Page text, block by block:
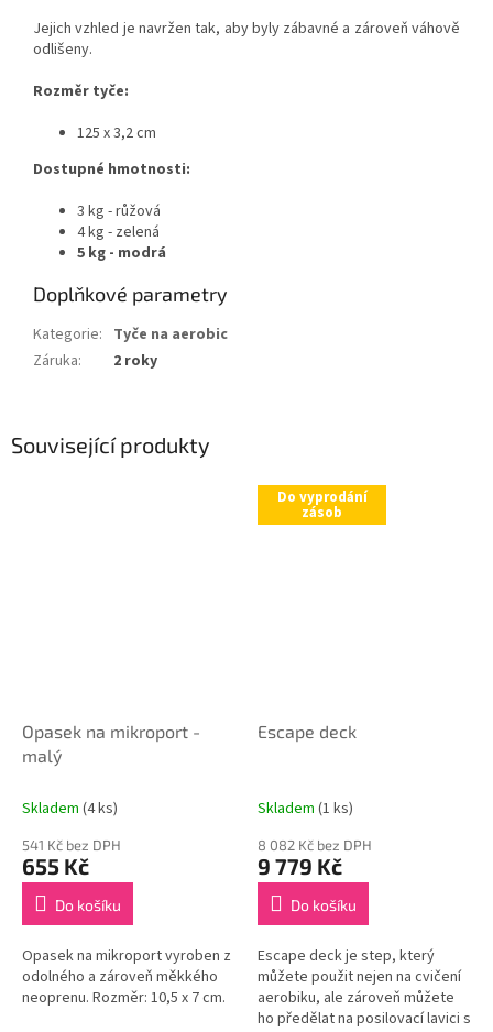
Související produkty
Opasek na mikroport -
malý
Skladem (4 ks)
541 Kč bez DPH
655 Kč
Do košíku
Opasek na mikroport vyroben z
odolného a zároveň měkkého
neoprenu. Rozměr: 10,5 x 7 cm.
Do vyprodání
zásob
Escape deck
Skladem (1 ks)
8 082 Kč bez DPH
9 779 Kč
Do košíku
Escape deck je step, který
můžete použit nejen na cvičení
aerobiku, ale zároveň můžete
ho předělat na posilovací lavici s
Jejich vzhled je navržen tak, aby byly zábavné a zároveň váhově
odlišeny.
Rozměr tyče:
125 x 3,2 cm
Dostupné hmotnosti:
3 kg - růžová
4 kg - zelená
5 kg - modrá
Doplňkové parametry
Kategorie: Tyče na aerobic
Záruka: 2 roky